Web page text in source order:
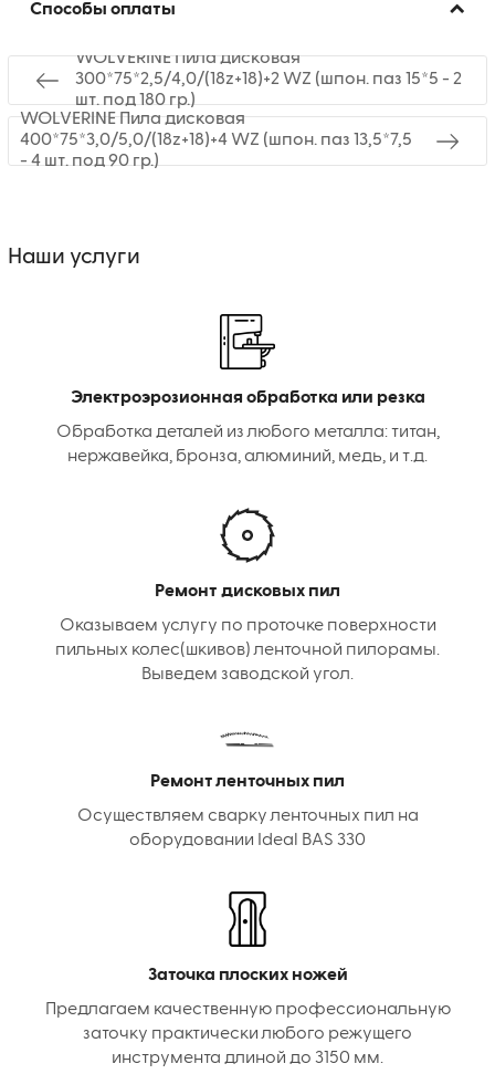
Способы оплаты
WOLVERINE Пила дисковая
300*75*2,5/4,0/(18z+18)+2 WZ (шпон. паз 15*5 - 2
шт. под 180 гр.)
WOLVERINE Пила дисковая
400*75*3,0/5,0/(18z+18)+4 WZ (шпон. паз 13,5*7,5
- 4 шт. под 90 гр.)
Наши услуги
Электроэрозионная обработка или резка
Обработка деталей из любого металла: титан,
нержавейка, бронза, алюминий, медь, и т.д.
Ремонт дисковых пил
Оказываем услугу по проточке поверхности
пильных колес(шкивов) ленточной пилорамы.
Выведем заводской угол.
Ремонт ленточных пил
Осуществляем сварку ленточных пил на
оборудовании Ideal BAS 330
Заточка плоских ножей
Предлагаем качественную профессиональную
заточку практически любого режущего
инструмента длиной до 3150 мм.